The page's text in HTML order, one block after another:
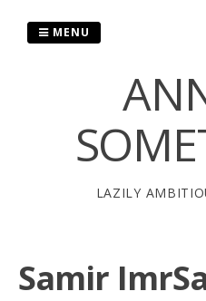
LAZILY
MENU
Samir